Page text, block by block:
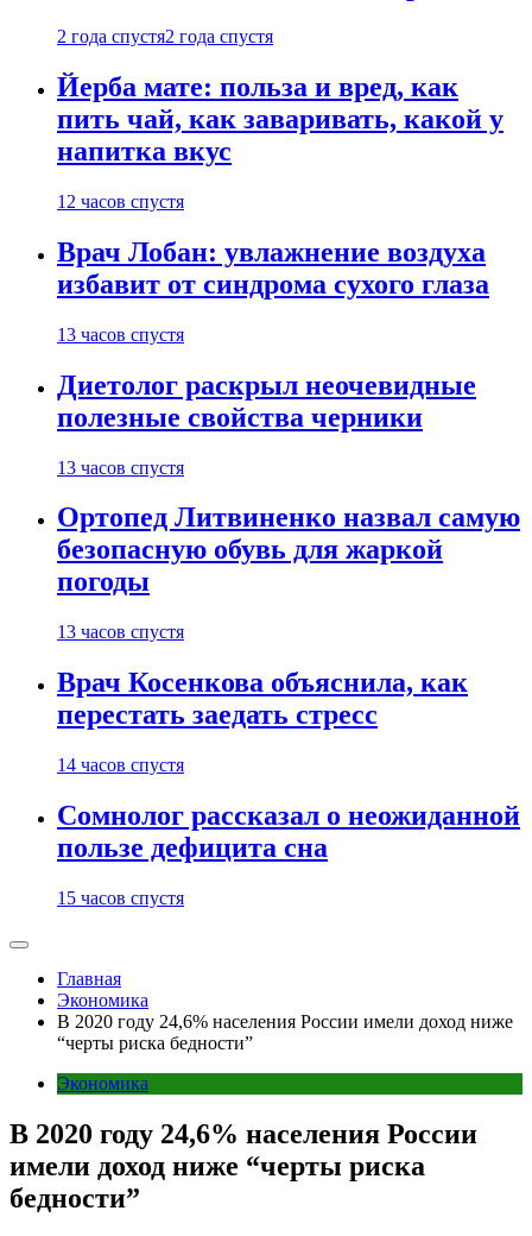
2 года спустя2 года спустя
Йерба мате: польза и вред, как
пить чай, как заваривать, какой у
напитка вкус
12 часов спустя
Врач Лобан: увлажнение воздуха
избавит от синдрома сухого глаза
13 часов спустя
Диетолог раскрыл неочевидные
полезные свойства черники
13 часов спустя
Ортопед Литвиненко назвал самую
безопасную обувь для жаркой
погоды
13 часов спустя
Врач Косенкова объяснила, как
перестать заедать стресс
14 часов спустя
Сомнолог рассказал о неожиданной
пользе дефицита сна
15 часов спустя
Главная
Экономика
В 2020 году 24,6% населения России имели доход ниже
“черты риска бедности”
Экономика
В 2020 году 24,6% населения России
имели доход ниже “черты риска
бедности”